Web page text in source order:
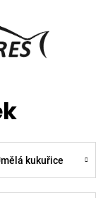
kukuřice